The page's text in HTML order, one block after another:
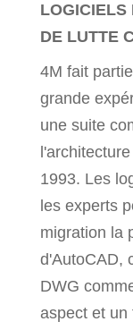
LOGICIELS
DE LUTTE
4M fait
grande
une suite
1993. Les
les experts
migration la
d'AutoCAD,
DWG
aspect et un